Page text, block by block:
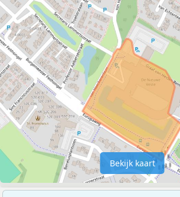
Bekijk kaart